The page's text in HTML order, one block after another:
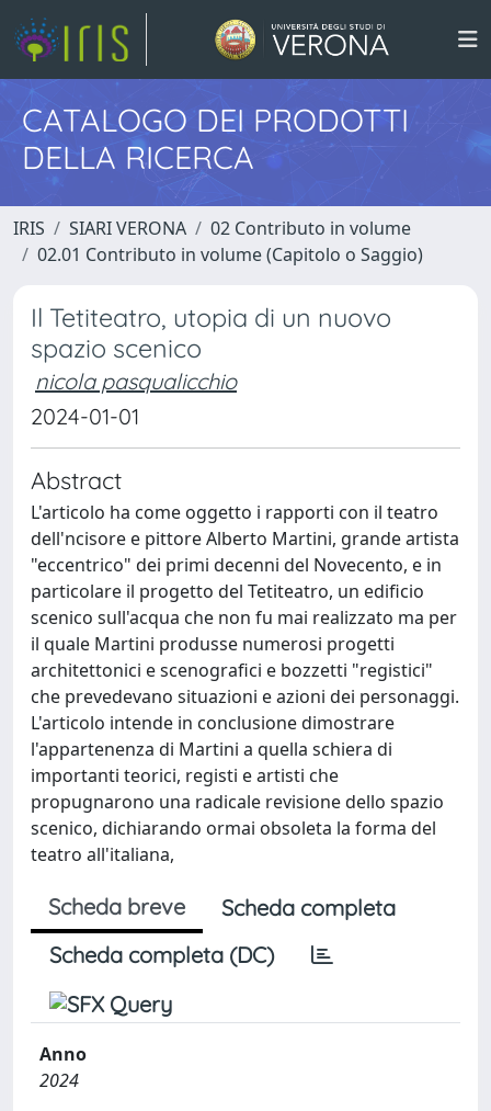
CATALOGO DEI PRODOTTI
DELLA RICERCA
IRIS SIARI VERONA
02 Contributo in volume
02.01 Contributo in volume (Capitolo o Saggio)
Il Tetiteatro, utopia di un nuovo
spazio scenico
nicola pasqualicchio
2024-01-01
Abstract
L'articolo ha come oggetto i rapporti con il teatro
dell'ncisore e pittore Alberto Martini, grande artista
"eccentrico" dei primi decenni del Novecento, e in
particolare il progetto del Tetiteatro, un edificio
scenico sull'acqua che non fu mai realizzato ma per
il quale Martini produsse numerosi progetti
architettonici e scenografici e bozzetti "registici"
che prevedevano situazioni e azioni dei personaggi.
L'articolo intende in conclusione dimostrare
l'appartenenza di Martini a quella schiera di
importanti teorici, registi e artisti che
propugnarono una radicale revisione dello spazio
scenico, dichiarando ormai obsoleta la forma del
teatro all'italiana,
Scheda breve
Scheda completa
Scheda completa (DC)
Anno
2024